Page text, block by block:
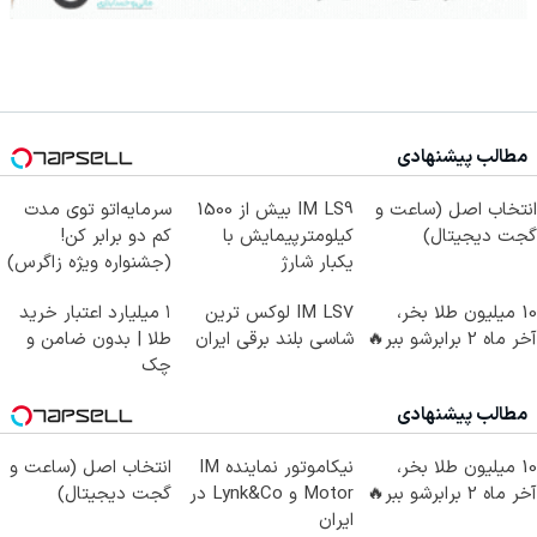
مطالب پیشنهادی
انتخاب اصل (ساعت و
گجت دیجیتال)
IM LS9 بیش از 1500
کیلومترپیمایش با
یکبار شارژ
سرمایه‌اتو توی مدت
کم دو برابر کن!
(جشنواره ویژه زاگرس)
10 میلیون طلا بخر،
آخر ماه 2 برابرشو ببر🔥
IM LS7 لوکس ترین
شاسی بلند برقی ایران
۱ میلیارد اعتبار خرید
طلا | بدون ضامن و
چک
مطالب پیشنهادی
10 میلیون طلا بخر،
آخر ماه 2 برابرشو ببر🔥
نیکاموتور نماینده IM
Motor و Lynk&Co در
ایران
انتخاب اصل (ساعت و
گجت دیجیتال)